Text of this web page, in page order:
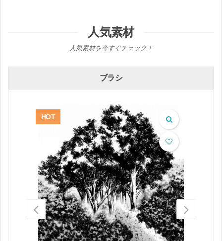
人気素材
人気素材を今すぐチェック！
ブラシ
HOT